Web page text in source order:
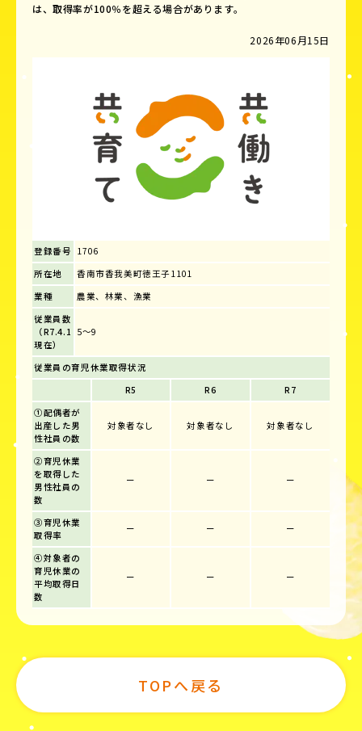
は、取得率が100％を超える場合があります。
2026年06月15日
登録番号 1706
所在地
香南市香我美町徳王子1101
業種
農業、林業、漁業
従業員数
（R7.4.1
現在）
5～9
従業員の育児休業取得状況
R5
R6
R7
①配偶者が
出産した男
性社員の数
対象者なし 対象者なし 対象者なし
②育児休業
を取得した
男性社員の
数
ー ー ー
③育児休業
取得率
ー ー ー
④対象者の
育児休業の
平均取得日
数
ー ー ー
TOPへ戻る